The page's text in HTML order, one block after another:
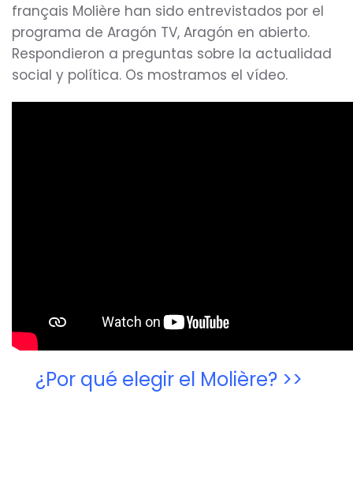
français Molière han sido entrevistados por el
programa de Aragón TV, Aragón en abierto.
Respondieron a preguntas sobre la actualidad
social y política. Os mostramos el vídeo.
¿Por qué elegir el Molière? >>